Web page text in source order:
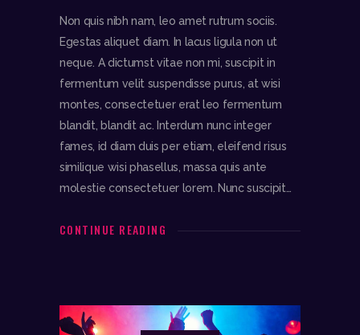
Non quis nibh nam, leo amet rutrum sociis.
Egestas aliquet diam. In lacus ligula non ut
neque. A dictumst vitae non mi, suscipit in
fermentum velit suspendisse purus, at wisi
montes, consectetuer erat leo fermentum
blandit, blandit ac. Interdum nunc integer
fames, id diam duis per etiam, eleifend risus
similique wisi phasellus, massa quis ante
molestie consectetuer lorem. Nunc suscipit…
CONTINUE READING